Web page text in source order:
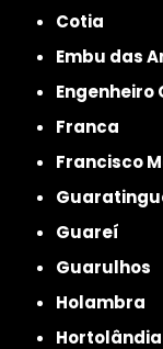
Cotia
Embu das
Engenheiro
Franca
Francisco
Guareí
Guarulhos
Holambra
Hortolândia